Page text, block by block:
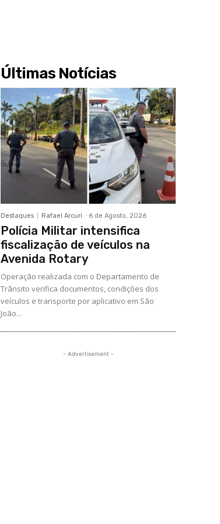
Últimas Notícias
Destaques Rafael Arcuri - 6 de Agosto, 2026
Polícia Militar intensifica
fiscalização de veículos na
Avenida Rotary
Operação realizada com o Departamento de
Trânsito verifica documentos, condições dos
veículos e transporte por aplicativo em São
João...
- Advertisement -